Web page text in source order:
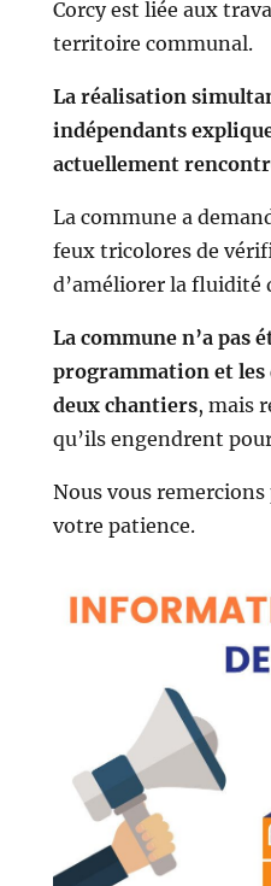
Corcy est liée aux
territoire communal.
La réalisation
indépendants
actuellement
La commune a
feux tricolores de
d’améliorer la fluidité
La commune n’a pas
programmation et les
deux chantiers, mais
qu’ils engendrent
Nous vous
votre patience.